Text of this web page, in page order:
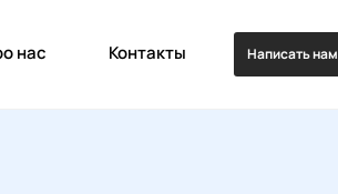
нас Контакты Написать нам